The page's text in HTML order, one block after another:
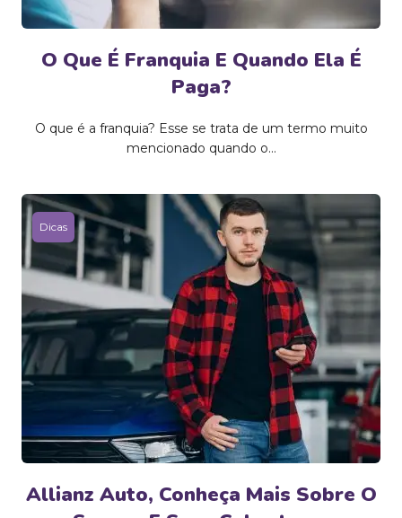
O Que É Franquia E Quando Ela É
Paga?
O que é a franquia? Esse se trata de um termo muito
mencionado quando o...
Dicas
Allianz Auto, Conheça Mais Sobre O